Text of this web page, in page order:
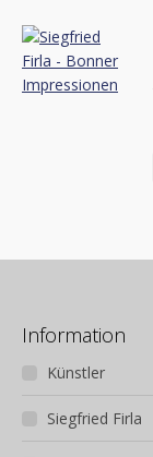
Information
Künstler
Siegfried Firla